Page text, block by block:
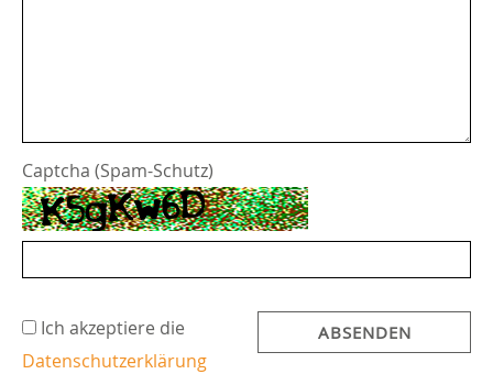
Captcha (Spam-Schutz)
Ich akzeptiere die
Daten­schutzerklärung
ABSENDEN